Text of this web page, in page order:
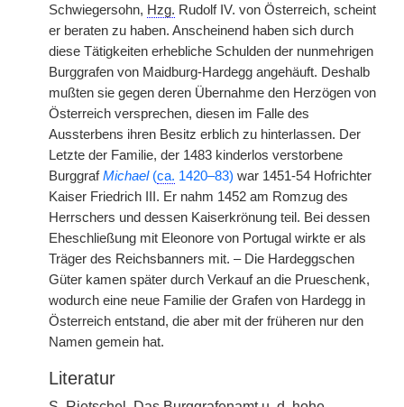
Schwiegersohn, Hzg. Rudolf IV. von Österreich, scheint
er beraten zu haben. Anscheinend haben sich durch
diese Tätigkeiten erhebliche Schulden der nunmehrigen
Burggrafen von Maidburg-Hardegg angehäuft. Deshalb
mußten sie gegen deren Übernahme den Herzögen von
Österreich versprechen, diesen im Falle des
Aussterbens ihren Besitz erblich zu hinterlassen. Der
Letzte der Familie, der 1483 kinderlos verstorbene
BurggrafMichael(ca. 1420–83) war 1451-54 Hofrichter
Kaiser Friedrich III. Er nahm 1452 am Romzug des
Herrschers und dessen Kaiserkrönung teil. Bei dessen
Eheschließung mit Eleonore von Portugal wirkte er als
Träger des Reichsbanners mit. – Die Hardeggschen
Güter kamen später durch Verkauf an die Prueschenk,
wodurch eine neue Familie der Grafen von Hardegg in
Österreich entstand, die aber mit der früheren nur den
Namen gemein hat.
Literatur